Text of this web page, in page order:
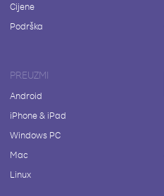
Cijene
Podrška
PREUZMI
Android
iPhone & iPad
Windows PC
Mac
Linux